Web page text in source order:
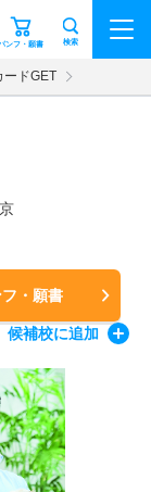
ンフ・願書 検索
ードGET
・願書
候補校に追加